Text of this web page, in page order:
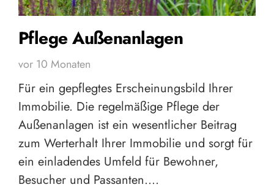
Pflege Außenanlagen
vor 10 Monaten
Für ein gepflegtes Erscheinungsbild Ihrer
Immobilie. Die regelmäßige Pflege der
Außenanlagen ist ein wesentlicher Beitrag
zum Werterhalt Ihrer Immobilie und sorgt für
ein einladendes Umfeld für Bewohner,
Besucher und Passanten.…